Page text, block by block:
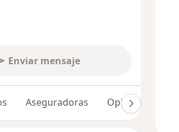
Enviar mensaje
Aseguradoras Opiniones (31)